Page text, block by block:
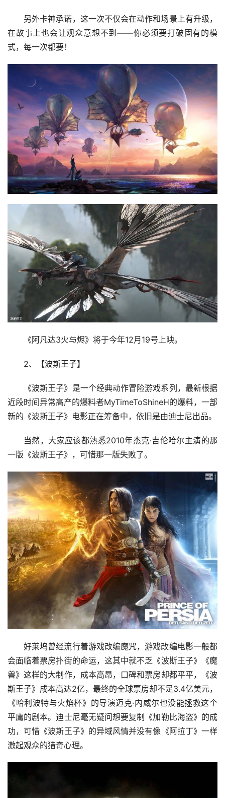
另外卡神承诺，这一次不仅会在动作和场景上有升级，
在故事上也会让观众意想不到——你必须要打破固有的模
式，每一次都要！
《阿凡达3火与烬》将于今年12月19号上映。
2、【波斯王子】
《波斯王子》是一个经典动作冒险游戏系列，最新根据
近段时间异常高产的爆料者MyTimeToShineH的爆料，一部
新的《波斯王子》电影正在筹备中，依旧是由迪士尼出品。
当然，大家应该都熟悉2010年杰克·吉伦哈尔主演的那
一版《波斯王子》，可惜那一版失败了。
好莱坞曾经流行着游戏改编魔咒，游戏改编电影一般都
会面临着票房扑街的命运，这其中就不乏《波斯王子》《魔
兽》这样的大制作，成本高昂，口碑和票房却都平平，《波
斯王子》成本高达2亿，最终的全球票房却不足3.4亿美元，
《哈利波特与火焰杯》的导演迈克·内威尔也没能拯救这个
平庸的剧本。迪士尼毫无疑问想要复制《加勒比海盗》的成
功，可惜《波斯王子》的异域风情并没有像《阿拉丁》一样
激起观众的猎奇心理。